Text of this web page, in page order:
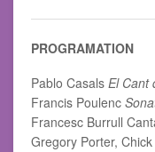
PROGRAMATION
Pablo Casals El Cant
Francis Poulenc
Francesc Burrull
Gregory Porter,